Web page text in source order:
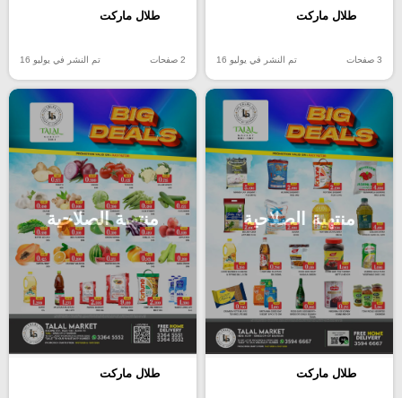
طلال ماركت
3 صفحات تم النشر في يوليو 16
طلال ماركت
2 صفحات تم النشر في يوليو 16
منتهية الصلاحية
طلال ماركت
منتهية الصلاحية
طلال ماركت